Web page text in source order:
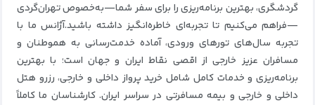
گردشگری، بهترین برنامه‌ریزی را برای سفر شما—به‌خصوص تهران‌گردی
—فراهم می‌کنیم تا تجربه‌ای خاطره‌انگیز داشته باشید.آژانس ما با
تجربه سال‌های تورهای ورودی، آماده خدمت‌رسانی به هموطنان و
مسافران عزیز خارجی از اقصی نقاط ایران و جهان است؛ با بهترین
برنامه‌ریزی و خدمات کامل شامل خرید پرواز داخلی و خارجی، رزرو هتل
داخلی و خارجی و بیمه مسافرتی در سراسر ایران. کارشناسان ما کاملاً